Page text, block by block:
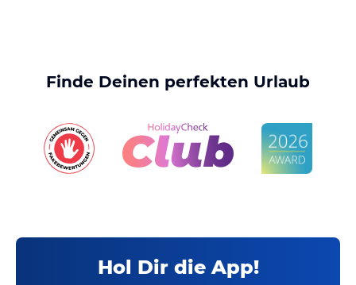
Finde Deinen perfekten Urlaub
Hol Dir die App!